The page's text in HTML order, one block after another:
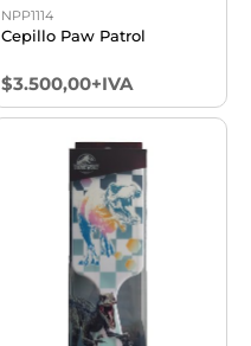
NPP1114
Cepillo Paw Patrol
$3.500,00+IVA